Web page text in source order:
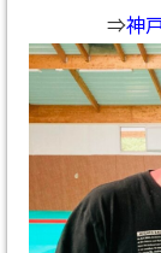
⇒神